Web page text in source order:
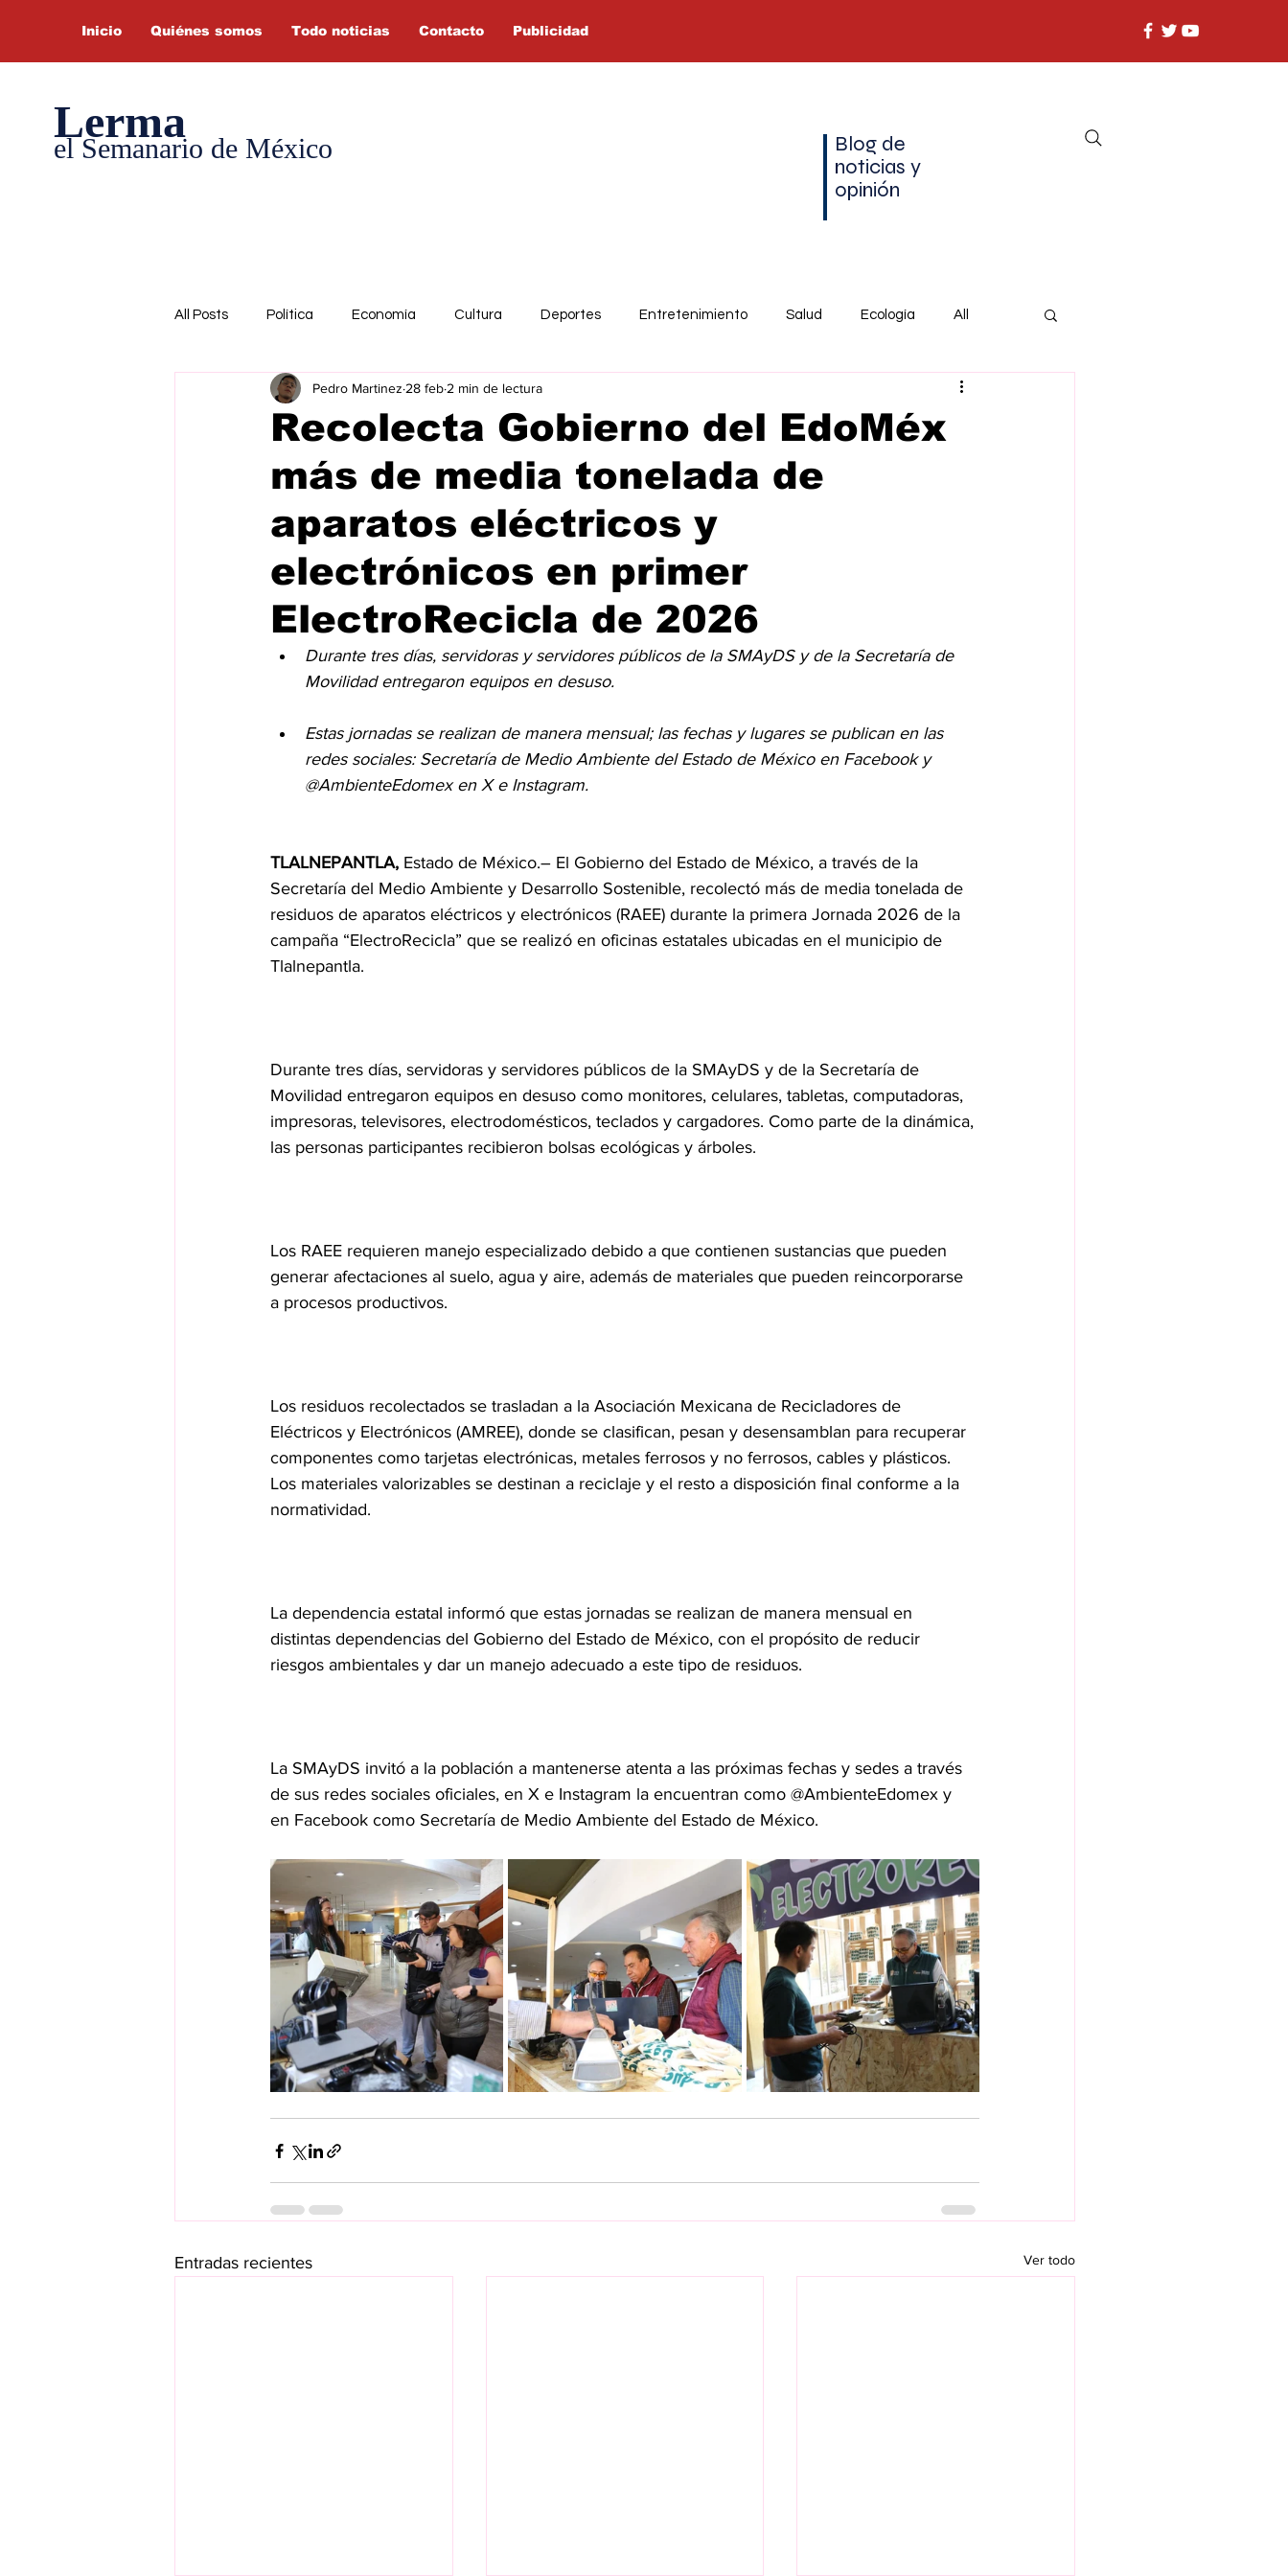
Inicio Quiénes somos Todo noticias Contacto Publicidad
Lerma
el Semanario de México
Blog de
noticias y
opinión
All Posts Política Economía Cultura Deportes Entretenimiento Salud Ecología All
Recolecta Gobierno del EdoMéx
más de media tonelada de
aparatos eléctricos y
electrónicos en primer
ElectroRecicla de 2026
Pedro Martinez 28 feb 2 min de lectura
Durante tres días, servidoras y servidores públicos de la SMAyDS y de la Secretaría de
Movilidad entregaron equipos en desuso.
Estas jornadas se realizan de manera mensual; las fechas y lugares se publican en las
redes sociales: Secretaría de Medio Ambiente del Estado de México en Facebook y
@AmbienteEdomex en X e Instagram.
TLALNEPANTLA, Estado de México.– El Gobierno del Estado de México, a través de la
Secretaría del Medio Ambiente y Desarrollo Sostenible, recolectó más de media tonelada de
residuos de aparatos eléctricos y electrónicos (RAEE) durante la primera Jornada 2026 de la
campaña “ElectroRecicla” que se realizó en oficinas estatales ubicadas en el municipio de
Tlalnepantla.
Durante tres días, servidoras y servidores públicos de la SMAyDS y de la Secretaría de
Movilidad entregaron equipos en desuso como monitores, celulares, tabletas, computadoras,
impresoras, televisores, electrodomésticos, teclados y cargadores. Como parte de la dinámica,
las personas participantes recibieron bolsas ecológicas y árboles.
Los RAEE requieren manejo especializado debido a que contienen sustancias que pueden
generar afectaciones al suelo, agua y aire, además de materiales que pueden reincorporarse
a procesos productivos.
Los residuos recolectados se trasladan a la Asociación Mexicana de Recicladores de
Eléctricos y Electrónicos (AMREE), donde se clasifican, pesan y desensamblan para recuperar
componentes como tarjetas electrónicas, metales ferrosos y no ferrosos, cables y plásticos.
Los materiales valorizables se destinan a reciclaje y el resto a disposición final conforme a la
normatividad.
La dependencia estatal informó que estas jornadas se realizan de manera mensual en
distintas dependencias del Gobierno del Estado de México, con el propósito de reducir
riesgos ambientales y dar un manejo adecuado a este tipo de residuos.
La SMAyDS invitó a la población a mantenerse atenta a las próximas fechas y sedes a través
de sus redes sociales oficiales, en X e Instagram la encuentran como @AmbienteEdomex y
en Facebook como Secretaría de Medio Ambiente del Estado de México.
Entradas recientes Ver todo